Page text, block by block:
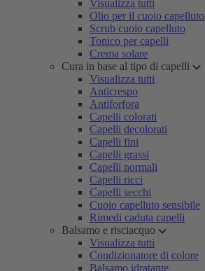
Visualizza tutti
Olio per il cuoio capelluto
Scrub cuoio capelluto
Tonico per capelli
Crema solare
Cura in base al tipo di capelli
Visualizza tutti
Anticrespo
Antiforfora
Capelli colorati
Capelli decolorati
Capelli fini
Capelli grassi
Capelli normali
Capelli ricci
Capelli secchi
Cuoio capelluto sensibile
Rimedi caduta capelli
Balsamo e risciacquo
Visualizza tutti
Condizionatore di colore
Balsamo idratante